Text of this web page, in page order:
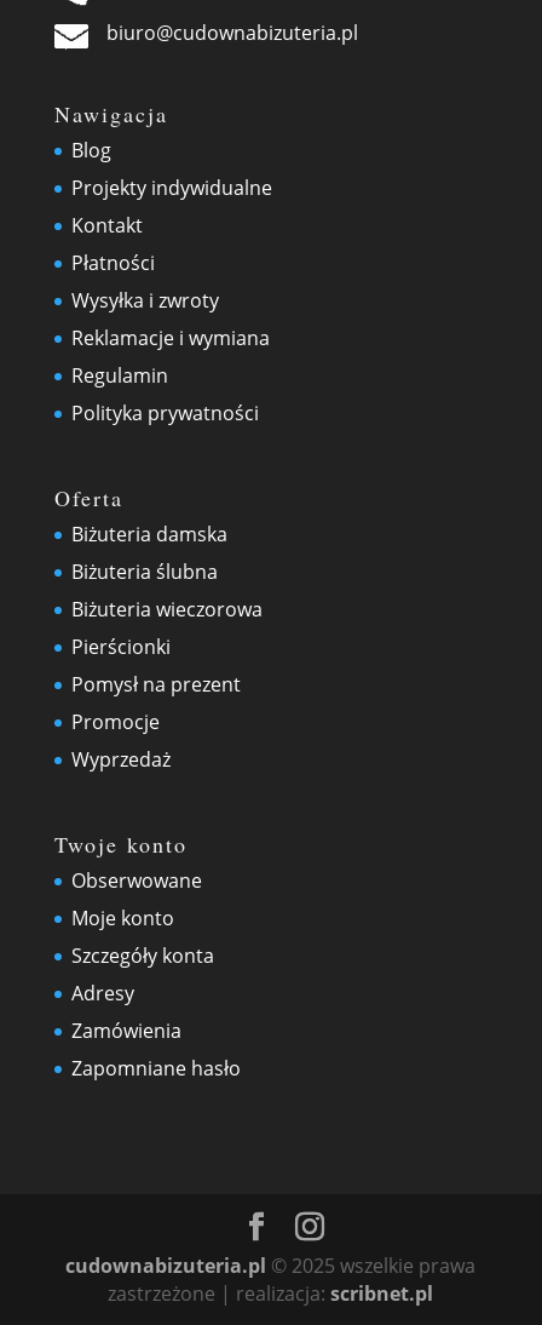
biuro@cudownabizuteria.pl
Nawigacja
Blog
Projekty indywidualne
Kontakt
Płatności
Wysyłka i zwroty
Reklamacje i wymiana
Regulamin
Polityka prywatności
Oferta
Biżuteria damska
Biżuteria ślubna
Biżuteria wieczorowa
Pierścionki
Pomysł na prezent
Promocje
Wyprzedaż
Twoje konto
Obserwowane
Moje konto
Szczegóły konta
Adresy
Zamówienia
Zapomniane hasło
cudownabizuteria.pl © 2025 wszelkie prawa
zastrzeżone | realizacja:scribnet.pl